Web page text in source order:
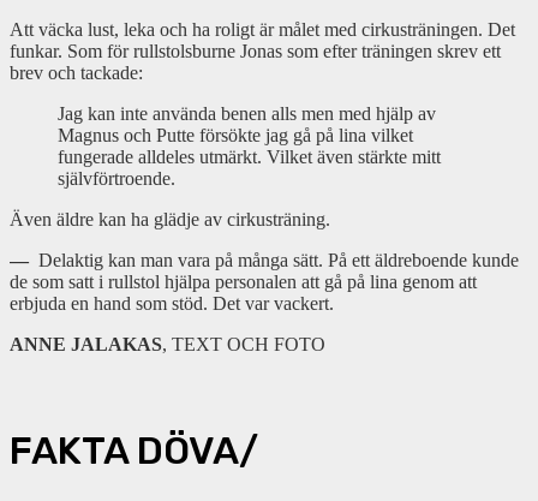
Att väcka lust, leka och ha roligt är målet med cirkusträningen. Det
funkar. Som för rullstolsburne Jonas som efter träningen skrev ett
brev och tackade:
Jag kan inte använda benen alls men med hjälp av
Magnus och Putte försökte jag gå på lina vilket
fungerade alldeles utmärkt. Vilket även stärkte mitt
självförtroende.
Även äldre kan ha glädje av cirkusträning.
— Delaktig kan man vara på många sätt. På ett äldreboende kunde
de som satt i rullstol hjälpa personalen att gå på lina genom att
erbjuda en hand som stöd. Det var vackert.
ANNE JALAKAS, TEXT OCH FOTO
FAKTA DÖVA/